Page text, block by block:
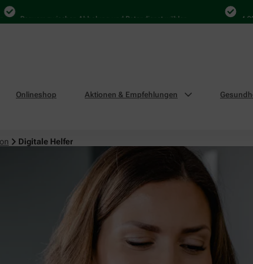
Bequem zwischen Abholung und Botendienst wählen 4.000
Onlineshop Aktionen & Empfehlungen
Digitale Helfer